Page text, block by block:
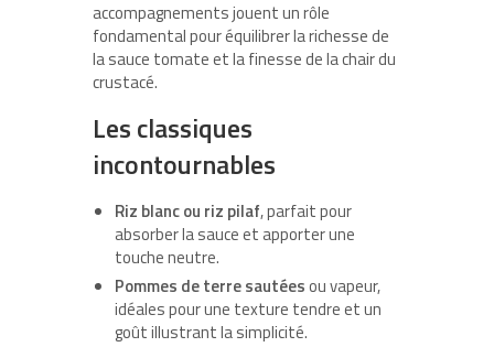
accompagnements jouent un rôle
fondamental pour équilibrer la richesse de
la sauce tomate et la finesse de la chair du
crustacé.
Les classiques
incontournables
Riz blanc ou riz pilaf, parfait pour
absorber la sauce et apporter une
touche neutre.
Pommes de terre sautéesou vapeur,
idéales pour une texture tendre et un
goût illustrant la simplicité.